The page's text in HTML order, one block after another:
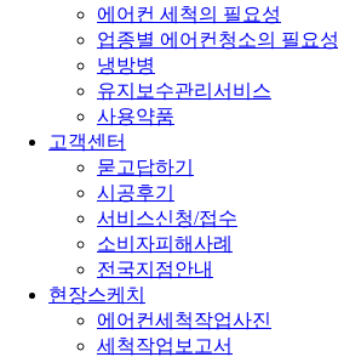
에어컨 세척의 필요성
업종별 에어컨청소의 필요성
냉방병
유지보수관리서비스
사용약품
고객센터
묻고답하기
시공후기
서비스신청/접수
소비자피해사례
전국지점안내
현장스케치
에어컨세척작업사진
세척작업보고서